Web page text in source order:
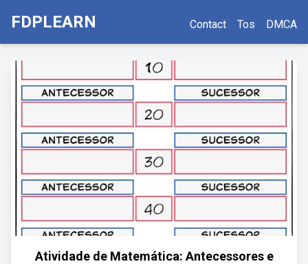
FDPLEARN Contact Tos DMCA
Atividade de Matemática: Antecessores e